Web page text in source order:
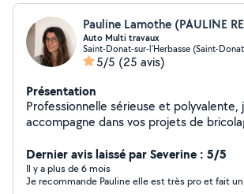
Pauline Lamothe (PAULINE
Auto Multi travaux
Saint-Donat-sur-l'Herbasse (Saint-
5/5 (25 avis)
Présentation
Professionnelle sérieuse et polyvalente,
accompagne dans vos projets de
méthode et écoute, en privilégiant un
sécurisé et conforme à vos attentes. Prestations
proposées : - Peinture & pose de papier peint (compris
Dernier avis laissé par Severine : 5/5
Il y a plus de 6 mois
Je recommande Pauline elle est très pro et fait